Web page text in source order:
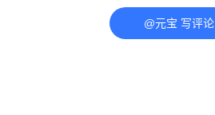
@元宝 写评论